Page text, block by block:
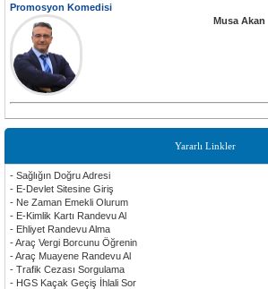
Promosyon Komedisi
Musa Akan
Yararlı Linkler
- Sağlığın Doğru Adresi
- E-Devlet Sitesine Giriş
- Ne Zaman Emekli Olurum
- E-Kimlik Kartı Randevu Al
- Ehliyet Randevu Alma
- Araç Vergi Borcunu Öğrenin
- Araç Muayene Randevu Al
- Trafik Cezası Sorgulama
- HGS Kaçak Geçiş İhlali Sor